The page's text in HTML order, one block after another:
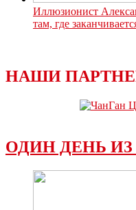
Иллюзионист
там, где
НАШИ
ОДИН ДЕНЬ